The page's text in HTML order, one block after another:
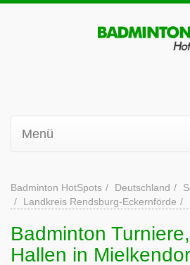
Menü
Badminton HotSpots Deutschland
Landkreis Rendsburg-Eckernförde
Badminton
Hallen in